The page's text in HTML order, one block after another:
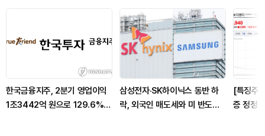
한국금융지주, 2분기 영업이익
1조3442억 원으로 129.6%
삼성전자·SK하이닉스 동반 하
락, 외국인 매도세와 미 반도체
[특징주]
증 정정